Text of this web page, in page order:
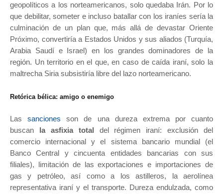
geopolíticos a los norteamericanos, solo quedaba Irán. Por lo
que debilitar, someter e incluso batallar con los iraníes sería la
culminación de un plan que, más allá de devastar Oriente
Próximo, convertiría a Estados Unidos y sus aliados (Turquía,
Arabia Saudí e Israel) en los grandes dominadores de la
región. Un territorio en el que, en caso de caída iraní, solo la
maltrecha Siria subsistiría libre del lazo norteamericano.
Retórica bélica: amigo o enemigo
Lassanciones son de una dureza extrema por cuanto
buscan la asfixia total del régimen iraní: exclusión del
comercio internacional y el sistema bancario mundial (el
Banco Central y cincuenta entidades bancarias con sus
filiales), limitación de las exportaciones e importaciones de
gas y petróleo, así como a los astilleros, la aerolínea
representativa iraní y el transporte. Dureza endulzada, como